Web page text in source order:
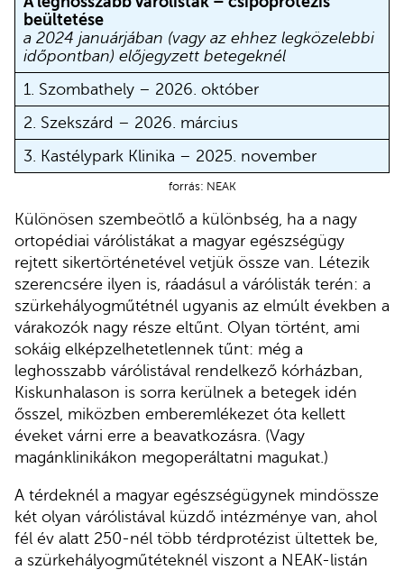
beültetése
a 2024 januárjában (vagy az ehhez legközelebbi
időpontban) előjegyzett betegeknél
1. Szombathely – 2026. október
2. Szekszárd – 2026. március
3. Kastélypark Klinika – 2025. november
forrás: NEAK
Különösen szembeötlő a különbség, ha a nagy
ortopédiai várólistákat a magyar egészségügy
rejtett sikertörténetével vetjük össze van. Létezik
szerencsére ilyen is, ráadásul a várólisták terén: a
szürkehályogműtétnél ugyanis az elmúlt években a
várakozók nagy része eltűnt. Olyan történt, ami
sokáig elképzelhetetlennek tűnt: még a
leghosszabb várólistával rendelkező kórházban,
Kiskunhalason is sorra kerülnek a betegek idén
ősszel, miközben emberemlékezet óta kellett
éveket várni erre a beavatkozásra. (Vagy
magánklinikákon megoperáltatni magukat.)
A térdeknél a magyar egészségügynek mindössze
két olyan várólistával küzdő intézménye van, ahol
fél év alatt 250-nél több térdprotézist ültettek be,
a szürkehályogműtéteknél viszont a NEAK-listán